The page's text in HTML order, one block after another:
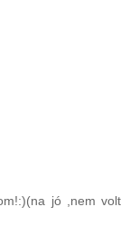
jó ,nem volt